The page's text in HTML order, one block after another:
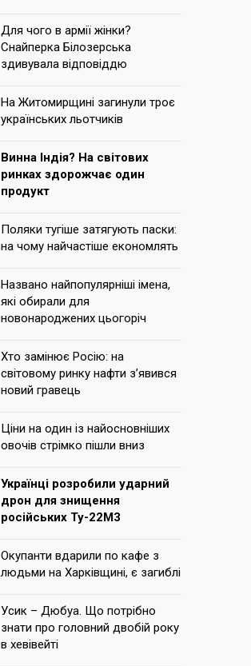
Для чого в армії жінки?
Снайперка Білозерська
здивувала відповіддю
На Житомирщині загинули троє
українських льотчиків
Винна Індія? На світових
ринках здорожчає один
продукт
Поляки тугіше затягують паски:
на чому найчастіше економлять
Названо найпопулярніші імена,
які обирали для
новонароджених цьогоріч
Хто замінює Росію: на
світовому ринку нафти з’явився
новий гравець
Ціни на один із найосновніших
овочів стрімко пішли вниз
Українці розробили ударний
дрон для знищення
російських Ту-22М3
Окупанти вдарили по кафе з
людьми на Харківщині, є загиблі
Усик – Дюбуа. Що потрібно
знати про головний двобій року
в хевівейті